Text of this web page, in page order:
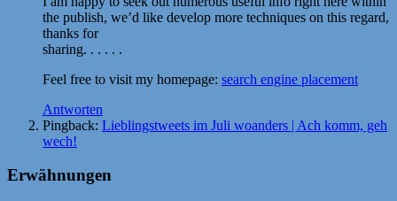
the publish, we’d like develop more techniques on this regard,
thanks for
sharing. . . . . .
Feel free to visit my homepage: search engine placement
Antworten
Pingback: Lieblingstweets im Juli woanders | Ach komm, geh
wech!
Erwähnungen